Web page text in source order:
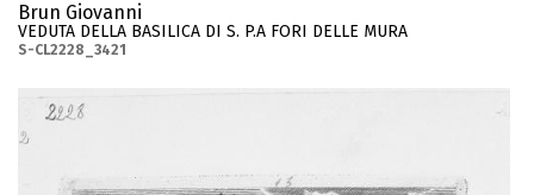
Brun Giovanni
VEDUTA DELLA BASILICA DI S. P.A FORI DELLE MURA
S-CL2228_3421